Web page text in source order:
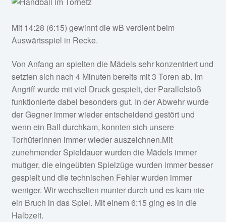
Mit 14:28 (6:15) gewinnt die wB verdient beim
Auswärtsspiel in Recke.
Von Anfang an spielten die Mädels sehr konzentriert und
setzten sich nach 4 Minuten bereits mit 3 Toren ab. Im
Angriff wurde mit viel Druck gespielt, der Parallelstoß
funktionierte dabei besonders gut. In der Abwehr wurde
der Gegner immer wieder entscheidend gestört und
wenn ein Ball durchkam, konnten sich unsere
Torhüterinnen immer wieder auszeichnen.Mit
zunehmender Spieldauer wurden die Mädels immer
mutiger, die eingeübten Spielzüge wurden immer besser
gespielt und die technischen Fehler wurden immer
weniger. Wir wechselten munter durch und es kam nie
ein Bruch in das Spiel. Mit einem 6:15 ging es in die
Halbzeit.